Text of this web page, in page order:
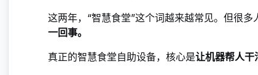
这两年，“智慧食堂”这个词越来越常见。但很
一回事。
真正的智慧食堂自助设备，核心是让机器帮人干